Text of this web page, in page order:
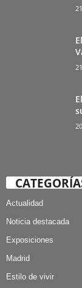
Actualidad
Noticia destacada
Exposiciones
Madrid
Estilo de vivir